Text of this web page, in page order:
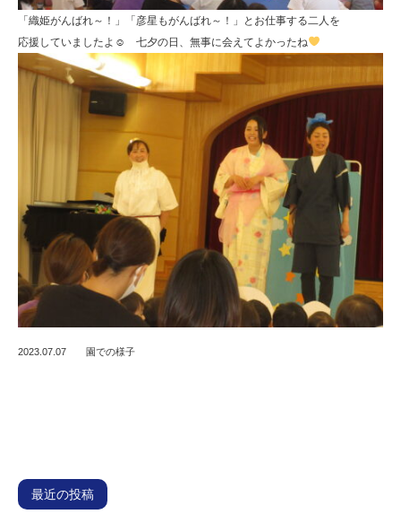
「織姫がんばれ～！」「彦星もがんばれ～！」とお仕事する二人を
応援していましたよ☺ 七夕の日、無事に会えてよかったね
2023.07.07 園での様子
最近の投稿